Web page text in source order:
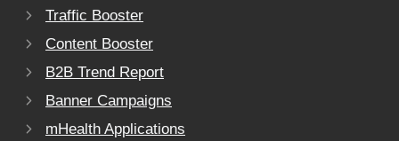
Traffic Booster
Content Booster
B2B Trend Report
Banner Campaigns
mHealth Applications